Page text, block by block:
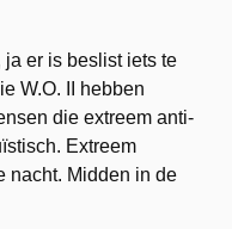
er is beslist iets te
W.O. II hebben
die extreem anti-
Extreem
nacht. Midden in de